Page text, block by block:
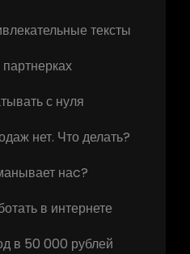
тексты
партнерках
с нуля
нет. Что делать?
наc?
в интернете
в 50 000 рублей